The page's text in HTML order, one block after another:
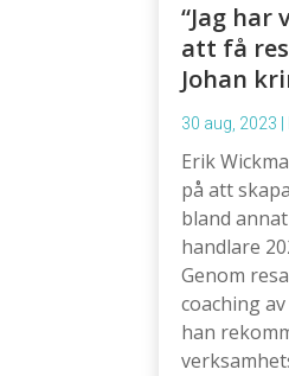
“Jag
att få
Johan
30 aug, 2023
Erik
på att
bland
handlare
Genom
coaching
han